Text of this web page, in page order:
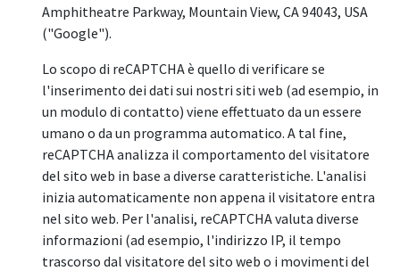
Amphitheatre Parkway, Mountain View, CA 94043, USA
("Google").
Lo scopo di reCAPTCHA è quello di verificare se
l'inserimento dei dati sui nostri siti web (ad esempio, in
un modulo di contatto) viene effettuato da un essere
umano o da un programma automatico. A tal fine,
reCAPTCHA analizza il comportamento del visitatore
del sito web in base a diverse caratteristiche. L'analisi
inizia automaticamente non appena il visitatore entra
nel sito web. Per l'analisi, reCAPTCHA valuta diverse
informazioni (ad esempio, l'indirizzo IP, il tempo
trascorso dal visitatore del sito web o i movimenti del